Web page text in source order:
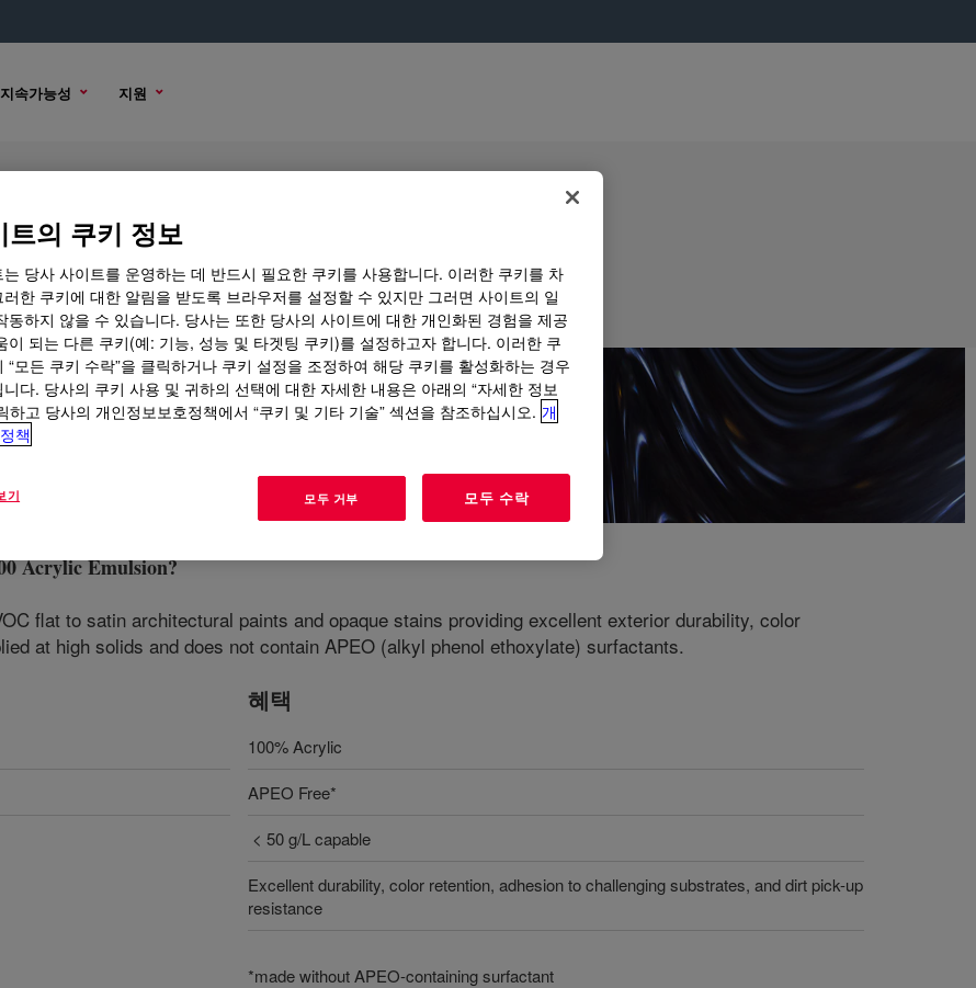
지속가능성 지원
Acrylic Emulsion
샘플 옵션 구매 옵션
Acrylic Emulsion?
flat to satin architectural paints and opaque stains providing excellent exterior durability, color
at high solids and does not contain APEO (alkyl phenol ethoxylate) surfactants.
혜택
100% Acrylic
APEO Free*
< 50 g/L capable
Excellent durability, color retention, adhesion to challenging substrates, and dirt pick-up
resistance
*made without APEO-containing surfactant
트의 쿠키 정보
는 당사 사이트를 운영하는 데 반드시 필요한 쿠키를 사용합니다. 이러한 쿠키를 차
한 쿠키에 대한 알림을 받도록 브라우저를 설정할 수 있지만 그러면 사이트의 일
동하지 않을 수 있습니다. 당사는 또한 당사의 사이트에 대한 개인화된 경험을 제공
이 되는 다른 쿠키(예: 기능, 성능 및 타겟팅 쿠키)를 설정하고자 합니다. 이러한 쿠
“모든 쿠키 수락”을 클릭하거나 쿠키 설정을 조정하여 해당 쿠키를 활성화하는 경우
다. 당사의 쿠키 사용 및 귀하의 선택에 대한 자세한 내용은 아래의 “자세한 정보
하고 당사의 개인정보보호정책에서 “쿠키 및 기타 기술” 섹션을 참조하십시오. 개
책
기 모두 거부 모두 수락